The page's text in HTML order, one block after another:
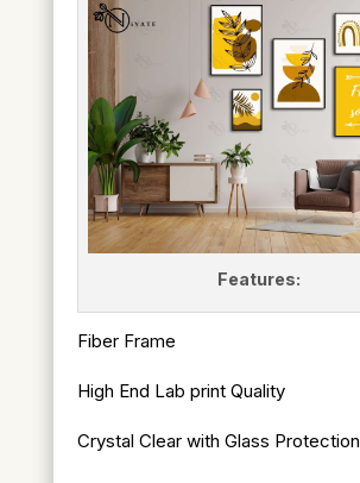
Features:
Fiber Frame
High End Lab print Quality
Crystal Clear with Glass Protection